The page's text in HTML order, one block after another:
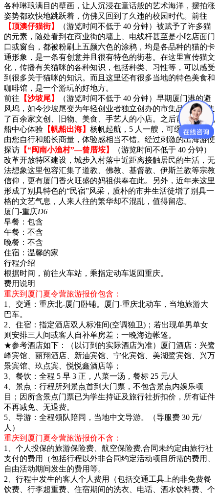
各种琳琅满目的壁画，让人沉浸在童话般的艺术海洋，摆拍涨
姿势都欢快地跳跃着，仿佛又回到了久违的校园时代。前往
【顶澳仔猫街】
（游览时间不低于 40 分钟）被赋予了许多猫
的元素，随处看到在商业街的墙上、电线杆甚至是小吃店面门
口或窗台，都被粉刷上五颜六色的涂鸦，均是各品种的猫的卡
通形象，是一条有创意并且很有特色的街巷。在这里宣传猫文
化，传播有关猫咪的各种知识，包括种类、习性等，可以感受
到很多关于猫咪的知识。而且这里还有很多当地的特色美食和
咖啡馆，是一个游玩的好地方。
前往 【沙坡尾】
（游览时间不低于 40 分钟）早期厦门港的避
风坞，如今沙坡尾变为年轻创业者独立创办的市集品牌，聚集
了百余家文创、旧物、美食、手艺人的小店。之后前往厦门帆
船中心体验 【帆船出海】 杨帆起航，5 人一艘，可缓可急，全
由您自行和船长商量，体验感相当不错。经过刺激的出海游便
探访 【“闽南小渔村”—曾厝垵】
（游览时间不低于 40 分钟）
改革开放特区建设，城步入村落中近距离接触居民的生活，无
法想象这里包容汇集了道教、佛教、基督教、伊斯兰教等宗教
信仰，更有厦门香火旺盛的妈祖供奉在此。另外，近年来这里
形成了别具特色的“民宿”风采，质朴的市井生活徒增了别具一
格的文艺气息，人来人往的繁华却不混乱，值得留恋。
厦门-重庆D6
早餐： 包含
午餐： 不含
晚餐： 不含
住宿： 温馨的家
行程介绍
根据时间，前往火车站，乘指定动车返回重庆。
费用说明
重庆到厦门夏令营旅游报价包含：
1、交通：重庆北-厦门卧铺。厦门-重庆北动车，当地旅游大
巴车。
2、住宿：指定酒店双人标准间(空调独卫)；若出现单男单女
则安排三人间或客人自补单房差；一晚海边帐篷。
★参考酒店如下：（以订到的实际酒店为准）厦门酒店：兴鹭
峰宾馆、丽翔酒店、新油宾馆、宁化宾馆、美湖鹭宾馆、兴万
景宾馆、玖点宾、悦悦鑫酒店等；
3、餐饮：全程 5 早 3 正，八菜一汤，餐标 25 元/人
4、景点：行程所列景点首到大门票，不包含景点内娱乐项
目；因所含景点门票已为学生持证及旅行社折扣价，所有证件
不再减免、无退费。
5、导游：全程领队陪同，当地中文导游。（导服费 30 元/
人）
重庆到厦门夏令营旅游报价不含：
1、个人投保的旅游保险费、航空保险费,合同未约定由旅行社
支付的费用（包括行程以外非合同约定活动项目所需的费用、
自由活动期间发生的费用等。
2、行程中发生的客人个人费用（包括交通工具上的非免费餐
饮费、行李超重费、住宿期间的洗衣、电话、酒水饮料费、个